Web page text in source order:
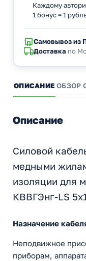
Каждому
1 бонус = 1
Самовывоз из
Доставка по
ОПИСАНИЕ ОБЗОР
Описание
Силовой
медными
изоляции для
КВВГЭнг-LS
Назначение
Неподвижное
приборам,